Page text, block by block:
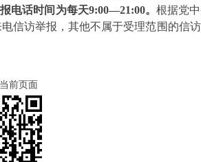
电话时间为每天9:00—21:00。 根据党
信访举报，其他不属于受理范围的信
前页面